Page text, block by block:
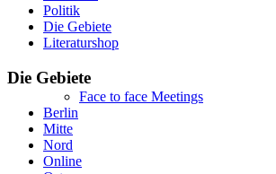
Face to face Meetings
Politik
Die Gebiete
Literaturshop
Die Gebiete
Berlin
Mitte
Nord
Online